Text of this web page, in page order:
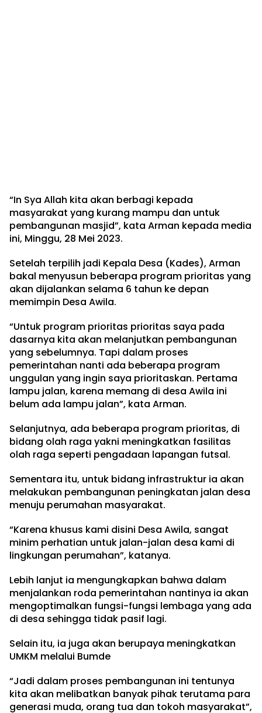
“In Sya Allah kita akan berbagi kepada
masyarakat yang kurang mampu dan untuk
pembangunan masjid”, kata Arman kepada media
ini, Minggu, 28 Mei 2023.
Setelah terpilih jadi Kepala Desa (Kades), Arman
bakal menyusun beberapa program prioritas yang
akan dijalankan selama 6 tahun ke depan
memimpin Desa Awila.
“Untuk program prioritas prioritas saya pada
dasarnya kita akan melanjutkan pembangunan
yang sebelumnya. Tapi dalam proses
pemerintahan nanti ada beberapa program
unggulan yang ingin saya prioritaskan. Pertama
lampu jalan, karena memang di desa Awila ini
belum ada lampu jalan”, kata Arman.
Selanjutnya, ada beberapa program prioritas, di
bidang olah raga yakni meningkatkan fasilitas
olah raga seperti pengadaan lapangan futsal.
Sementara itu, untuk bidang infrastruktur ia akan
melakukan pembangunan peningkatan jalan desa
menuju perumahan masyarakat.
“Karena khusus kami disini Desa Awila, sangat
minim perhatian untuk jalan-jalan desa kami di
lingkungan perumahan”, katanya.
Lebih lanjut ia mengungkapkan bahwa dalam
menjalankan roda pemerintahan nantinya ia akan
mengoptimalkan fungsi-fungsi lembaga yang ada
di desa sehingga tidak pasif lagi.
Selain itu, ia juga akan berupaya meningkatkan
UMKM melalui Bumde
“Jadi dalam proses pembangunan ini tentunya
kita akan melibatkan banyak pihak terutama para
generasi muda, orang tua dan tokoh masyarakat”,